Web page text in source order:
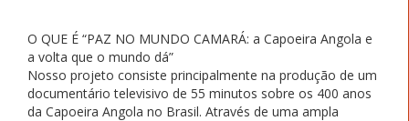
O QUE É “PAZ NO MUNDO CAMARÁ: a Capoeira Angola e
a volta que o mundo dá”
Nosso projeto consiste principalmente na produção de um
documentário televisivo de 55 minutos sobre os 400 anos
da Capoeira Angola no Brasil. Através de uma ampla